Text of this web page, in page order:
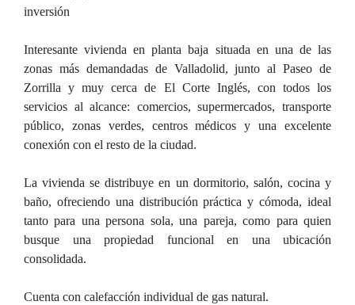
inversión
Interesante vivienda en planta baja situada en una de las
zonas más demandadas de Valladolid, junto al Paseo de
Zorrilla y muy cerca de El Corte Inglés, con todos los
servicios al alcance: comercios, supermercados, transporte
público, zonas verdes, centros médicos y una excelente
conexión con el resto de la ciudad.
La vivienda se distribuye en un dormitorio, salón, cocina y
baño, ofreciendo una distribución práctica y cómoda, ideal
tanto para una persona sola, una pareja, como para quien
busque una propiedad funcional en una ubicación
consolidada.
Cuenta con calefacción individual de gas natural.